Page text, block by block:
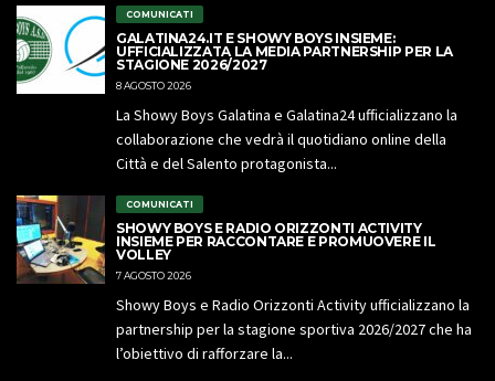
COMUNICATI
GALATINA24.IT E SHOWY BOYS INSIEME:
UFFICIALIZZATA LA MEDIA PARTNERSHIP PER LA
STAGIONE 2026/2027
8 AGOSTO 2026
La Showy Boys Galatina e Galatina24 ufficializzano la
collaborazione che vedrà il quotidiano online della
Città e del Salento protagonista...
COMUNICATI
SHOWY BOYS E RADIO ORIZZONTI ACTIVITY
INSIEME PER RACCONTARE E PROMUOVERE IL
VOLLEY
7 AGOSTO 2026
Showy Boys e Radio Orizzonti Activity ufficializzano la
partnership per la stagione sportiva 2026/2027 che ha
l’obiettivo di rafforzare la...